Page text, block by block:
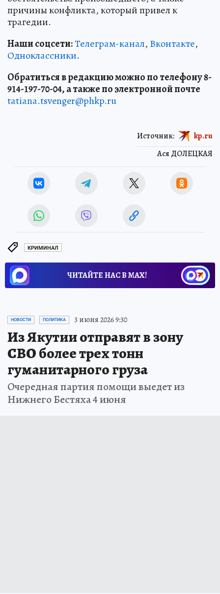
причины конфликта, который привел к
трагедии.
Наши соцсети:Телеграм-канал, Вконтакте,
Одноклассники.
Обратиться в редакцию можно по телефону 8-
914-197-70-04, а также по электронной почте
tatiana.tsvenger@phkp.ru
Ася ДОЛЕЦКАЯ
Источник: kp.ru
КРИМИНАЛ
ЧИТАЙТЕ НАС В МАХ!
НОВОСТИ ПОЛИТИКА 3 июня 2026 9:30
Из Якутии отправят в зону
СВО более трех тонн
гуманитарного груза
Очередная партия помощи выедет из
Нижнего Бестяха 4 июня